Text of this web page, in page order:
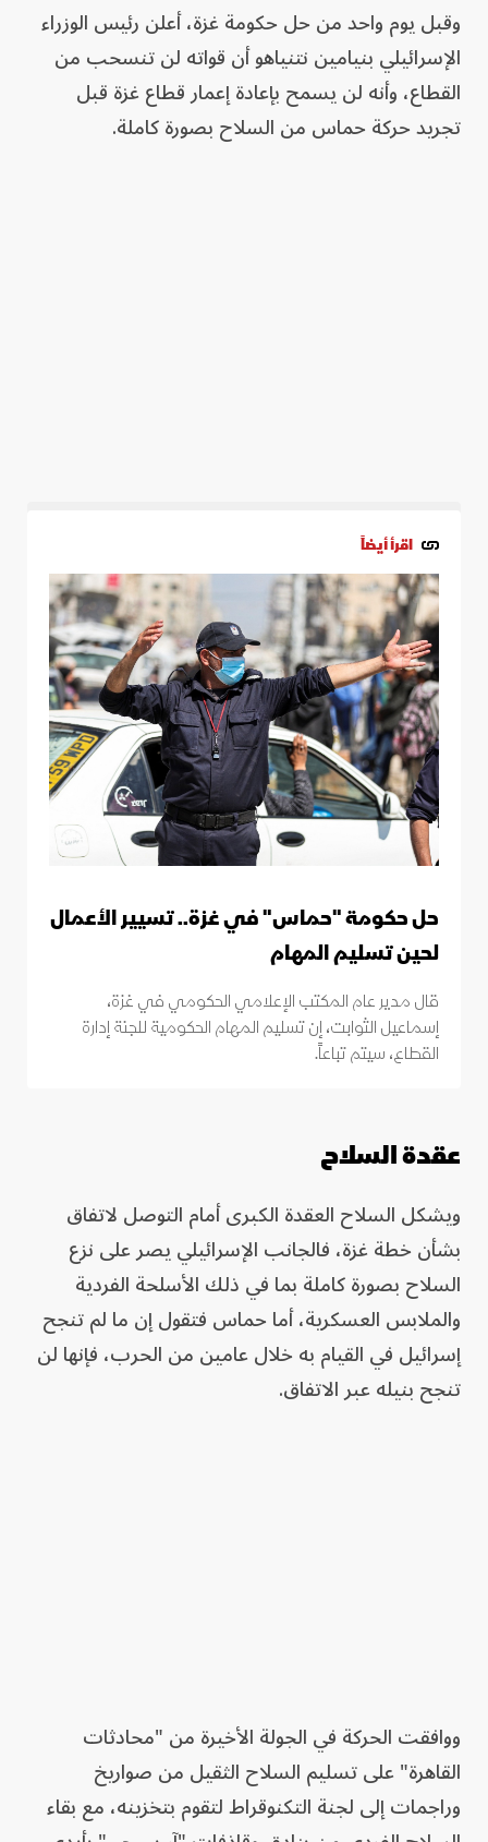
وقبل يوم واحد من حل حكومة غزة، أعلن رئيس الوزراء
الإسرائيلي بنيامين نتنياهو أن قواته لن تنسحب من
القطاع، وأنه لن يسمح بإعادة إعمار قطاع غزة قبل
تجريد حركة حماس من السلاح بصورة كاملة.
اقرأ أيضاً
حل حكومة "حماس" في غزة.. تسيير الأعمال
لحين تسليم المهام
قال مدير عام المكتب الإعلامي الحكومي في غزة،
إسماعيل الثوابت، إن تسليم المهام الحكومية للجنة إدارة
القطاع، سيتم تباعاً.
عقدة السلاح
ويشكل السلاح العقدة الكبرى أمام التوصل لاتفاق
بشأن خطة غزة، فالجانب الإسرائيلي يصر على نزع
السلاح بصورة كاملة بما في ذلك الأسلحة الفردية
والملابس العسكرية، أما حماس فتقول إن ما لم تنجح
إسرائيل في القيام به خلال عامين من الحرب، فإنها لن
تنجح بنيله عبر الاتفاق.
ووافقت الحركة في الجولة الأخيرة من "محادثات
القاهرة" على تسليم السلاح الثقيل من صواريخ
وراجمات إلى لجنة التكنوقراط لتقوم بتخزينه، مع بقاء